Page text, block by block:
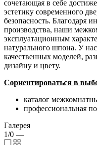
сочетающая в себе
эстетику современного
безопасность. Благодаря
производства, наши
эксплуатационным
натурального шпона. У
качественных моделей,
дизайну и цвету.
Сориентироваться в
каталог
профессиональная
Галерея
1/0 —